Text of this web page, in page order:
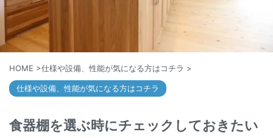
HOME >仕様や設備、性能が気になる方はコチラ >
仕様や設備、性能が気になる方はコチラ
食器棚を選ぶ時にチェックしておきたい